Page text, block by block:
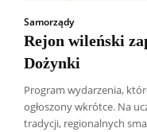
Samorządy
Rejon wileński
Dożynki
Program wydarzenia,
ogłoszony wkrótce. Na
tradycji, regionalnych